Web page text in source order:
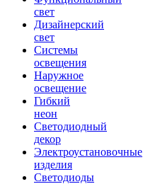
свет
Дизайнерский
свет
Системы
освещения
Наружное
освещение
Гибкий
неон
Светодиодный
декор
Электроустановочные
изделия
Светодиоды